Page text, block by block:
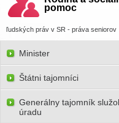
pomoc
ľudských práv v SR - práva seniorov
Minister
Štátni tajomníci
Generálny tajomník
úradu